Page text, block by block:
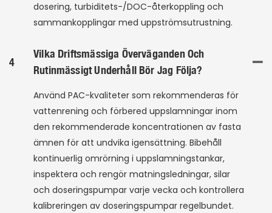
dosering, turbiditets-/DOC-återkoppling och
sammankopplingar med uppströmsutrustning.
4
Vilka Driftsmässiga Överväganden Och
Rutinmässigt Underhåll Bör Jag Följa?
Använd PAC-kvaliteter som rekommenderas för
vattenrening och förbered uppslamningar inom
den rekommenderade koncentrationen av fasta
ämnen för att undvika igensättning. Bibehåll
kontinuerlig omrörning i uppslamningstankar,
inspektera och rengör matningsledningar, silar
och doseringspumpar varje vecka och kontrollera
kalibreringen av doseringspumpar regelbundet.